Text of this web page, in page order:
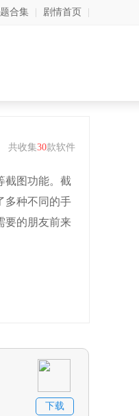
合集 剧情首页
共收集30款软件
截图功能。截
多种不同的手
要的朋友前来
下载